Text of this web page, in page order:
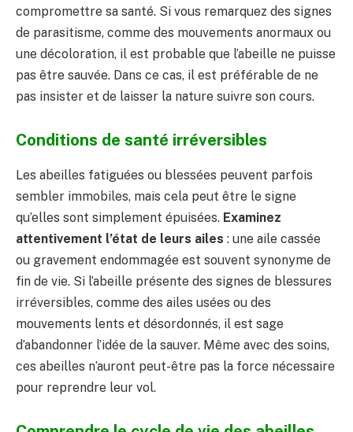
compromettre sa santé. Si vous remarquez des signes
de parasitisme, comme des mouvements anormaux ou
une décoloration, il est probable que l’abeille ne puisse
pas être sauvée. Dans ce cas, il est préférable de ne
pas insister et de laisser la nature suivre son cours.
Conditions de santé irréversibles
Les abeilles fatiguées ou blessées peuvent parfois
sembler immobiles, mais cela peut être le signe
qu’elles sont simplement épuisées. Examinez
attentivement l’état de leurs ailes : une aile cassée
ou gravement endommagée est souvent synonyme de
fin de vie. Si l’abeille présente des signes de blessures
irréversibles, comme des ailes usées ou des
mouvements lents et désordonnés, il est sage
d’abandonner l’idée de la sauver. Même avec des soins,
ces abeilles n’auront peut-être pas la force nécessaire
pour reprendre leur vol.